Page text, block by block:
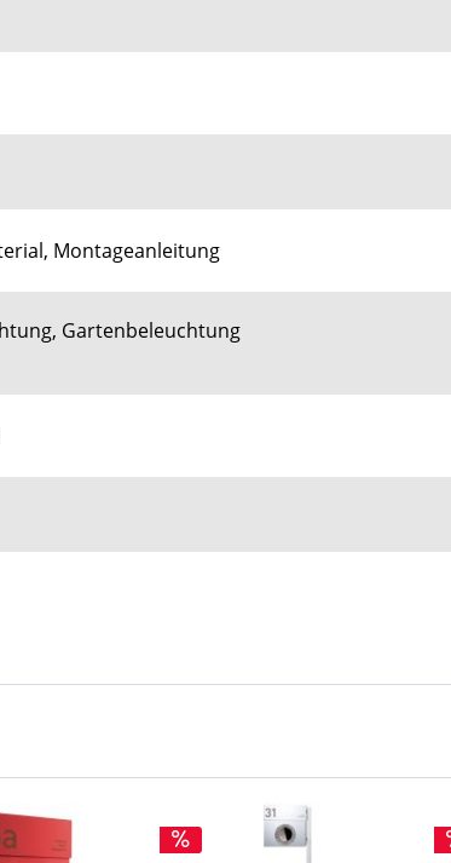
Montageanleitung
Gartenbeleuchtung